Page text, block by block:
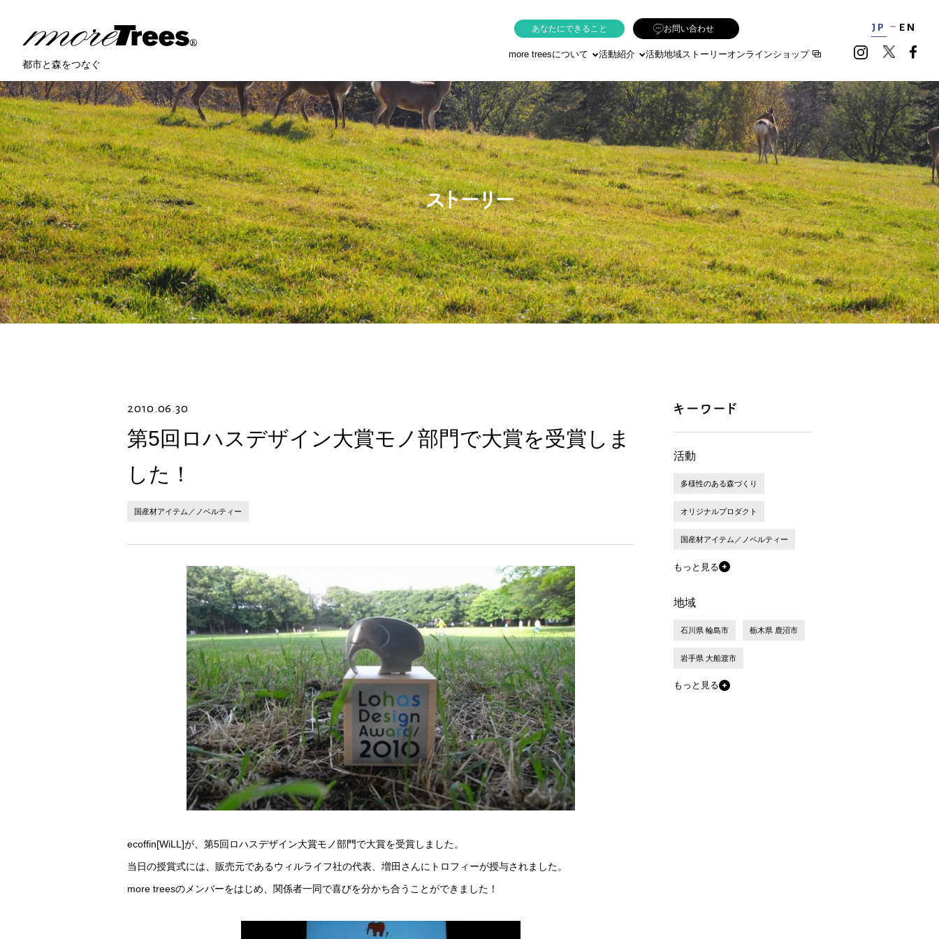
都市と森をつなぐ
more treesについて 活動紹介 活動地域ストーリーオンラインショップ
あなたにできること お問い合わせ JP EN
2010.06.30
第5回ロハスデザイン大賞モノ部門で大賞を受賞しま
した！
国産材アイテム／ノベルティー
ecoffin[WiLL]が、第5回ロハスデザイン大賞モノ部門で大賞を受賞しました。
当日の授賞式には、販売元であるウィルライフ社の代表、増田さんにトロフィーが授与されました。
more treesのメンバーをはじめ、関係者一同で喜びを分かち合うことができました！
活動
多様性のある森づくり
オリジナルプロダクト
国産材アイテム／ノベルティー
もっと見る
地域
石川県 輪島市 栃木県 鹿沼市
岩手県 大船渡市
もっと見る